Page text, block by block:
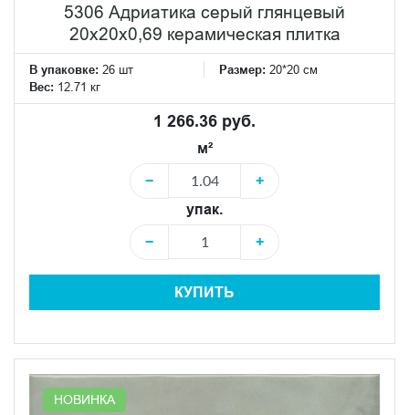
5306 Адриатика серый глянцевый
20x20x0,69 керамическая плитка
В упаковке: 26 шт Размер: 20*20 см
Вес: 12.71 кг
1 266.36 руб.
м²
−
+
упак.
−
+
КУПИТЬ
НОВИНКА